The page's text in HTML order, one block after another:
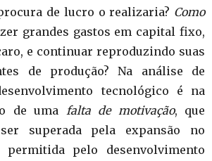
de lucro o realizaria? Como
grandes gastos em capital fixo,
e continuar reproduzindo suas
de produção? Na análise de
tecnológico é na
de uma
falta de motivação, que
superada pela expansão no
permitida pelo desenvolvimento